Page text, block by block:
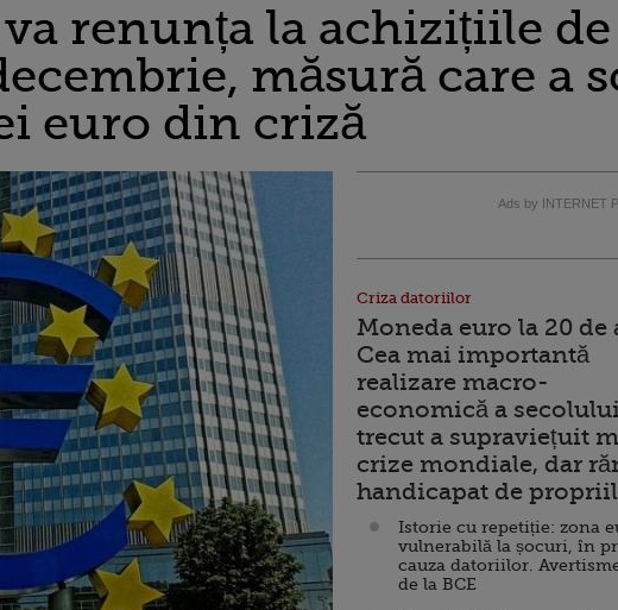
renunța la achizițiile de
măsură care a
euro din criză
Ads by INTERNET
Criza datoriilor
Moneda euro la 20 de
Cea mai importantă
realizare macro-
economică a secolului
trecut a supraviețuit
crize mondiale, dar
handicapat de
Istorie cu repetiție: zona
vulnerabilă la șocuri, în
cauza datoriilor.
de la BCE